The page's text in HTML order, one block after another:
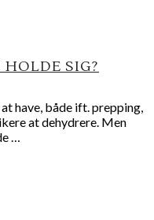
SIG?
have, både ift. prepping,
at dehydrere. Men
…